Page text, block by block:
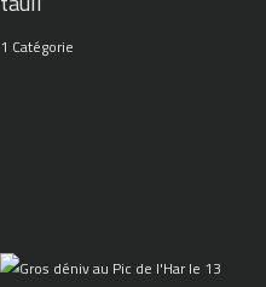
1 Catégorie